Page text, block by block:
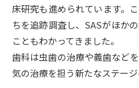
新生活お役立ちガイド
学問発見
床研究も進められています。
ちを追跡調査し、SASがほか
こともわかってきました。
歯科は虫歯の治療や義歯など
気の治療を担う新たなステージ